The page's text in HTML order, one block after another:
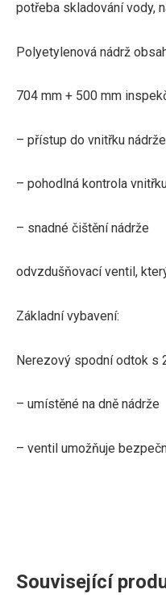
potřeba skladování vody,
Polyetylenová nádrž
704 mm + 500 mm
– přístup do vnitřku nádrže
– pohodlná kontrola
– snadné čištění nádrže
odvzdušňovací ventil,
Základní vybavení:
Nerezový spodní odtok s
– umístěné na dně nádrže
– ventil umožňuje
Související